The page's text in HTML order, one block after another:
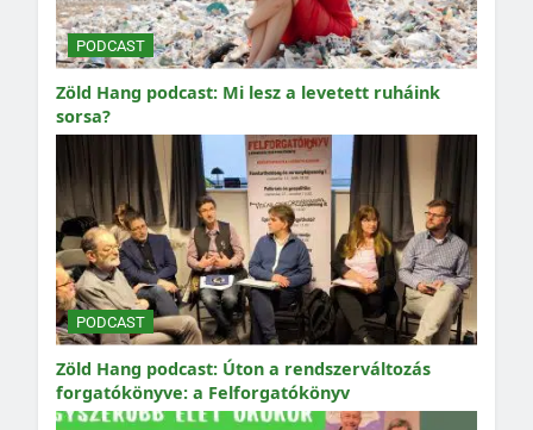
PODCAST
Zöld Hang podcast: Mi lesz a levetett ruháink
sorsa?
PODCAST
Zöld Hang podcast: Úton a rendszerváltozás
forgatókönyve: a Felforgatókönyv